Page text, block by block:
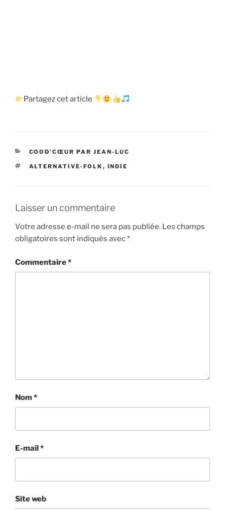
Partagez cet article
CATÉGORIES
COOD'CŒUR PAR JEAN-LUC
ÉTIQUETTES
ALTERNATIVE-FOLK , INDIE
Laisser un commentaire
Votre adresse e-mail ne sera pas publiée. Les champs
obligatoires sont indiqués avec*
Commentaire*
Nom*
E-mail*
Site web